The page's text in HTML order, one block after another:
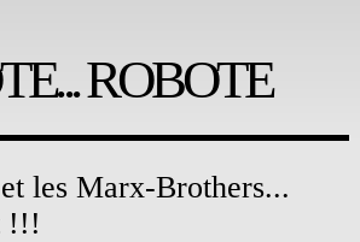
ROBOTE
les Marx-Brothers...
!!!